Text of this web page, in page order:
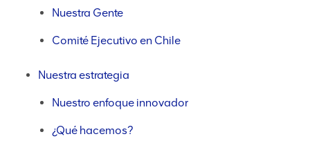
Nuestra Gente
Comité Ejecutivo en Chile
Nuestra estrategia
Nuestro enfoque innovador
¿Qué hacemos?